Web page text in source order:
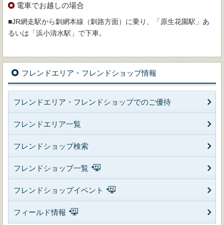
電車でお越しの場合
■JR網走駅から釧網本線（釧路方面）に乗り、「原生花園駅」あ
るいは「浜小清水駅」で下車。
フレンドエリア・フレンドショップ情報
フレンドエリア・フレンドショップでのご優待
フレンドエリア一覧
フレンドショップ検索
フレンドショップ一覧
フレンドショップイベント
フィールド情報